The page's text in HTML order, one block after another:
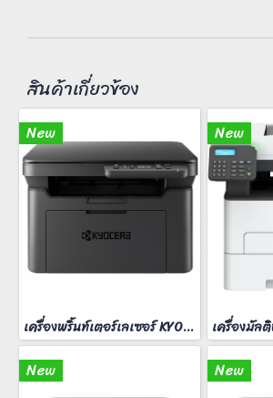
สินค้าเกี่ยวข้อง
New
เครื่องพริ้นท์เตอร์เลเซอร์ KYOCERA MA-2000W
New
New New